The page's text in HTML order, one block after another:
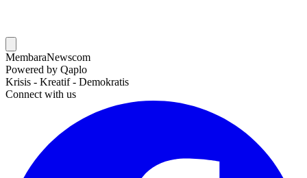
MembaraNewscom
Powered by Qaplo
Krisis - Kreatif - Demokratis
Connect with us